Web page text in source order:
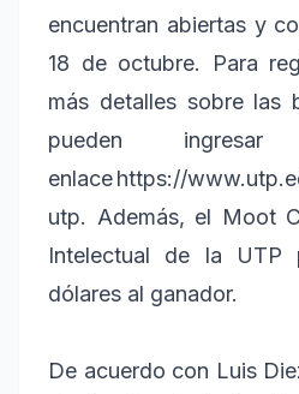
encuentran abiertas y
18 de octubre. Para
más detalles sobre las
pueden
enlace https://
utp. Además, el Moot
Intelectual de la UTP
dólares al ganador.
De acuerdo con Luis